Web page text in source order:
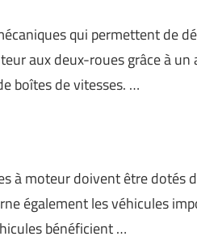
qui permettent de
aux deux-roues grâce à un
boîtes de vitesses. …
à moteur doivent être dotés
également les véhicules
bénéficient …